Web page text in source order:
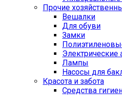
Прочие
Вешалки
Для обуви
Замки
Электрические
Лампы
Насосы для
Красота и забота
Средства